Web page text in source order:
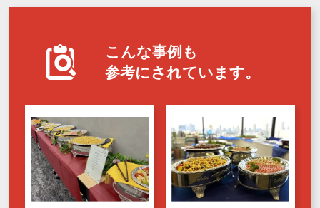
こんな事例も
参考にされています。